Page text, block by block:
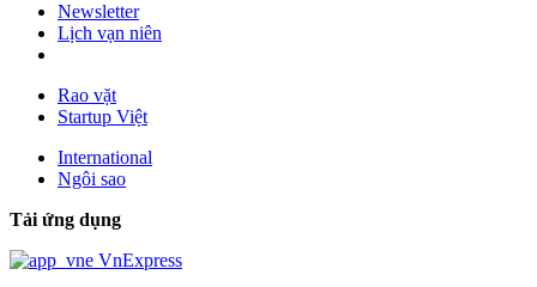
Newsletter
Lịch vạn niên
Rao vặt
Startup Việt
International
Ngôi sao
Tải ứng dụng
VnExpress